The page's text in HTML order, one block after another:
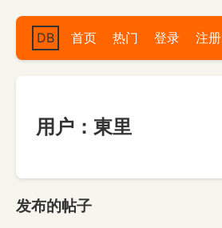
DB 首页 热门 登录 注册
用户：東里
发布的帖子